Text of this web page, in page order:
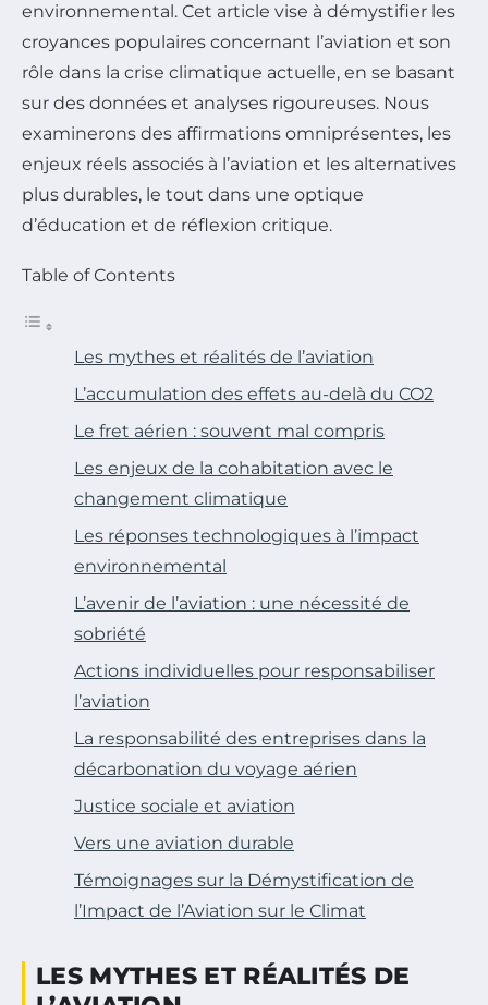
environnemental. Cet article vise à démystifier les
croyances populaires concernant l’aviation et son
rôle dans la crise climatique actuelle, en se basant
sur des données et analyses rigoureuses. Nous
examinerons des affirmations omniprésentes, les
enjeux réels associés à l’aviation et les alternatives
plus durables, le tout dans une optique
d’éducation et de réflexion critique.
Table of Contents
Les mythes et réalités de l’aviation
L’accumulation des effets au-delà du CO2
Le fret aérien : souvent mal compris
Les enjeux de la cohabitation avec le
changement climatique
Les réponses technologiques à l’impact
environnemental
L’avenir de l’aviation : une nécessité de
sobriété
Actions individuelles pour responsabiliser
l’aviation
La responsabilité des entreprises dans la
décarbonation du voyage aérien
Justice sociale et aviation
Vers une aviation durable
Témoignages sur la Démystification de
l’Impact de l’Aviation sur le Climat
LES MYTHES ET RÉALITÉS DE